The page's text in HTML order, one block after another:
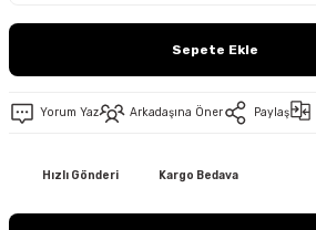
Sepete Ekle
Yorum Yaz Arkadaşına Öner Paylaş
Hızlı Gönderi Kargo Bedava